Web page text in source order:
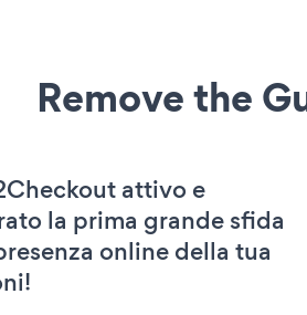
Remove the
attivo e
la prima grande sfida
online della tua